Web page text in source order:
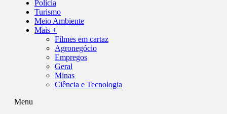
Polícia
Turismo
Meio Ambiente
Mais +
Filmes em cartaz
Agronegócio
Empregos
Geral
Minas
Ciência e Tecnologia
Menu